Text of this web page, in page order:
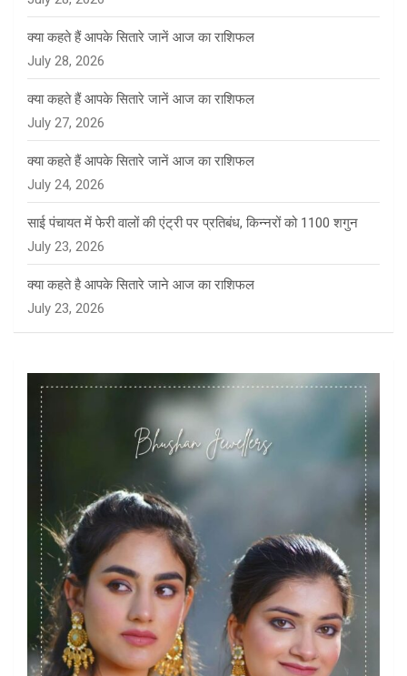
क्या कहते हैं आपके सितारे जानें आज का राशिफल
July 28, 2026
क्या कहते हैं आपके सितारे जानें आज का राशिफल
July 27, 2026
क्या कहते हैं आपके सितारे जानें आज का राशिफल
July 24, 2026
साई पंचायत में फेरी वालों की एंट्री पर प्रतिबंध, किन्नरों को 1100 शगुन
July 23, 2026
क्या कहते है आपके सितारे जाने आज का राशिफल
July 23, 2026